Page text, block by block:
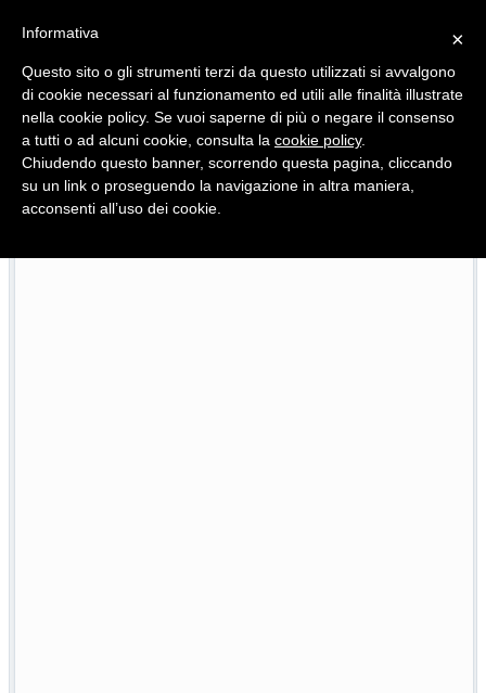
Quotidiano d'informazione distribuito in Molise con
×
Informativa
Questo sito o gli strumenti terzi da questo utilizzati si avvalgono
di cookie necessari al funzionamento ed utili alle finalità illustrate
nella cookie policy. Se vuoi saperne di più o negare il consenso
a tutti o ad alcuni cookie, consulta la cookie policy.
Chiudendo questo banner, scorrendo questa pagina, cliccando
su un link o proseguendo la navigazione in altra maniera,
acconsenti all’uso dei cookie.